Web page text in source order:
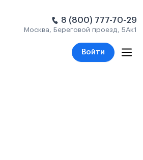
8 (800) 777-70-29
Москва, Береговой проезд, 5Ак1
Войти